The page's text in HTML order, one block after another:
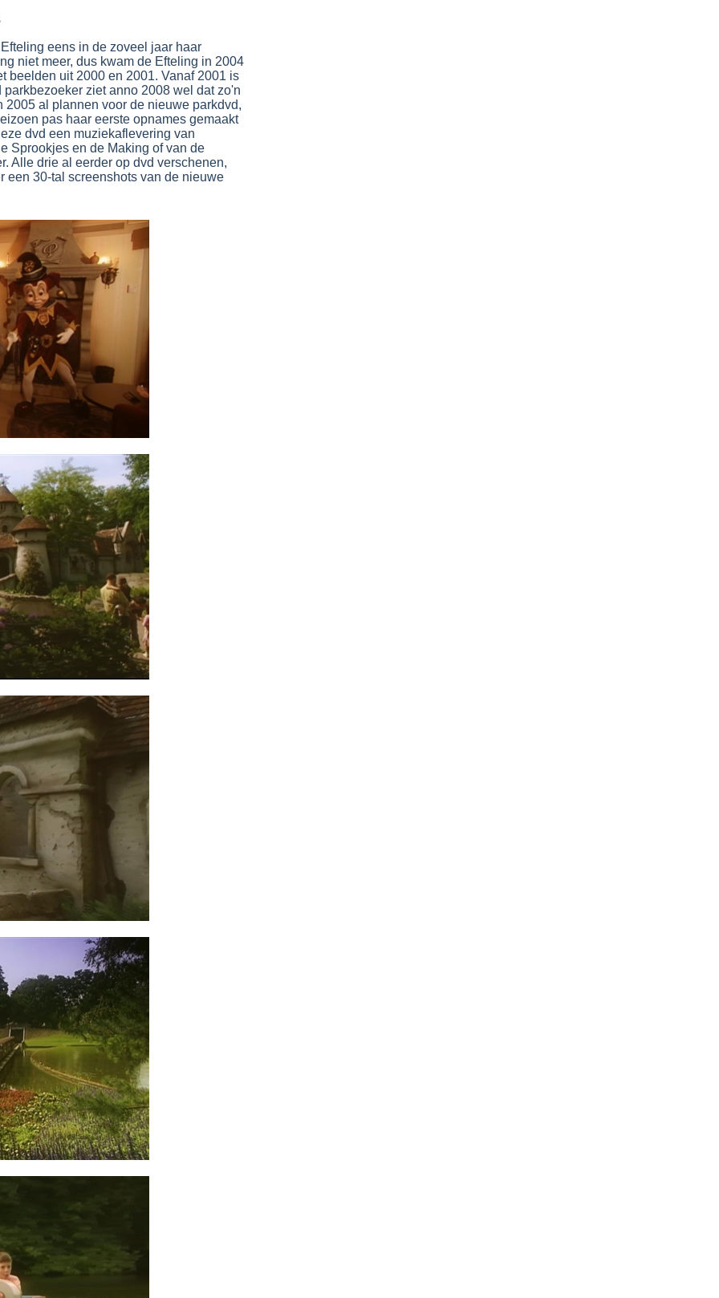
eens in de zoveel jaar haar
niet meer, dus kwam de Efteling in 2004
beelden uit 2000 en 2001. Vanaf 2001 is
ziet anno 2008 wel dat zo'n
al plannen voor de nieuwe parkdvd,
pas haar eerste opnames gemaakt
dvd een muziekaflevering van
Sprookjes en de Making of van de
Alle drie al eerder op dvd verschenen,
een 30-tal screenshots van de nieuwe